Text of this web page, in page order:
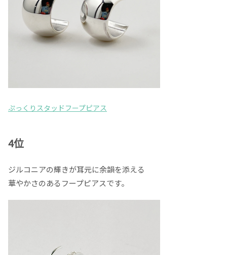
ぷっくりスタッドフープピアス
4位
ジルコニアの輝きが耳元に余韻を添える
華やかさのあるフープピアスです。